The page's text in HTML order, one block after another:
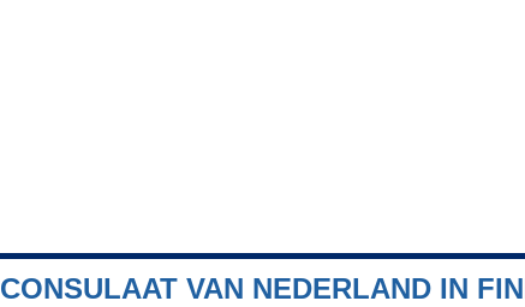
CONSULAAT VAN NEDERLAND IN